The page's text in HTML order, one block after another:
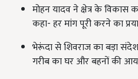
मोहन यादव ने क्षेत्र के विकास
कहा- हर मांग पूरी करने का
भेरूंदा से शिवराज का बड़ा
गरीब का घर और बहनों की आय